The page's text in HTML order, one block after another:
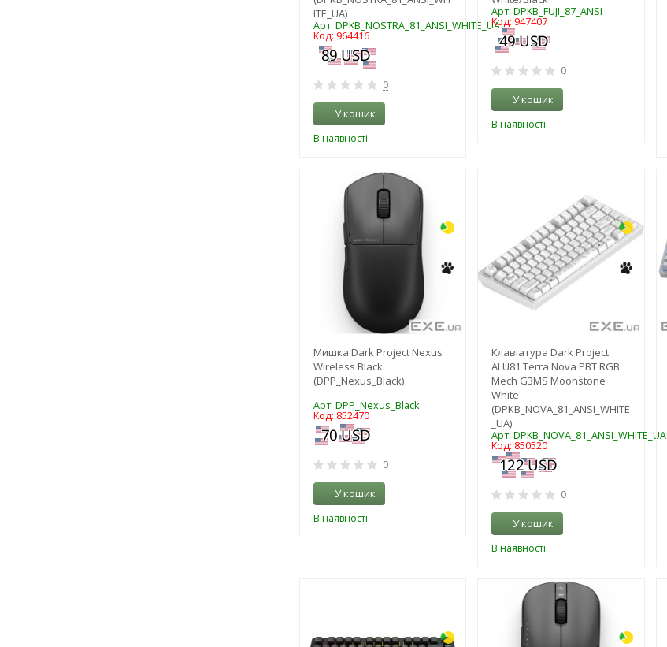
ITE_UA)
Арт: DPKB_NOSTRA_81_ANSI_WHITE_UA
Код: 964416
0
У кошик
В наявності
Арт: DPKB_FUJI_87_ANSI
Код: 947407
0
У кошик
В наявності
Мишка Dark Project Nexus
Wireless Black
(DPP_Nexus_Black)
Арт: DPP_Nexus_Black
Код: 852470
0
У кошик
В наявності
Клавіатура Dark Project
ALU81 Terra Nova PBT RGB
Mech G3MS Moonstone
White
(DPKB_NOVA_81_ANSI_WHITE
_UA)
Арт: DPKB_NOVA_81_ANSI_WHITE_UA
Код: 850520
0
У кошик
В наявності